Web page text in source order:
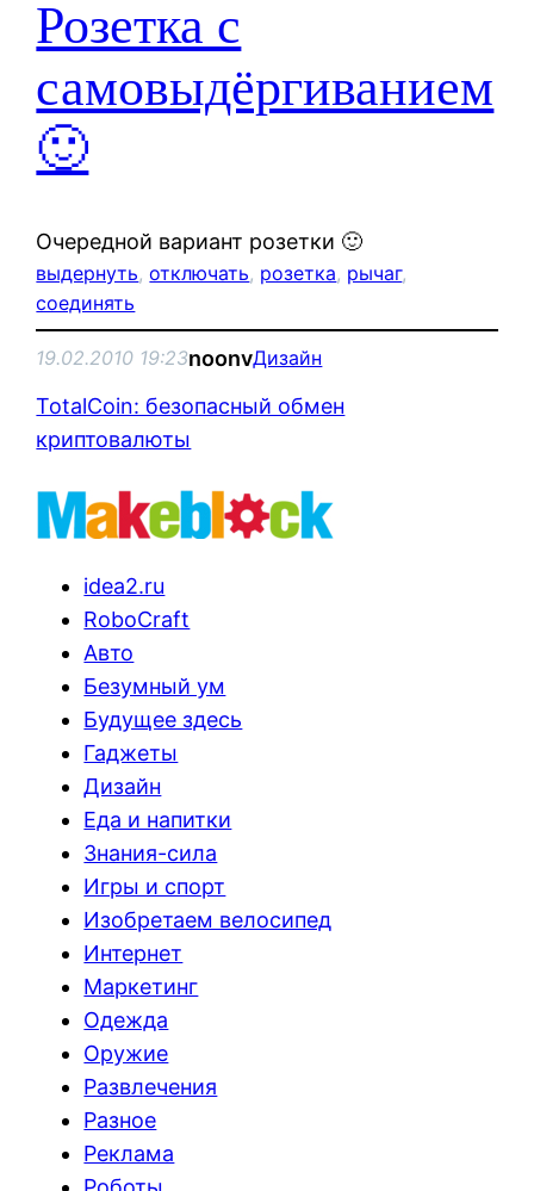
Розетка с
самовыдёргиванием
🙂
Очередной вариант розетки 🙂
выдернуть, отключать, розетка, рычаг
соединять
19.02.2010 19:23noonvДизайн
TotalCoin: безопасный обмен
криптовалюты
idea2.ru
RoboCraft
Авто
Безумный ум
Будущее здесь
Гаджеты
Дизайн
Еда и напитки
Знания-сила
Игры и спорт
Изобретаем велосипед
Интернет
Маркетинг
Одежда
Оружие
Развлечения
Разное
Реклама